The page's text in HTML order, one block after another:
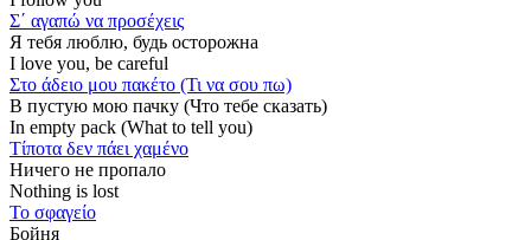
Σ΄ αγαπώ να προσέχεις
Я тебя люблю, будь осторожна
I love you, be careful
Στο άδειο μου πακέτο (Τι να σου πω)
В пустую мою пачку (Что тебе сказать)
In empty pack (What to tell you)
Τίποτα δεν πάει χαμένο
Ничего не пропало
Nothing is lost
Το σφαγείο
Бойня